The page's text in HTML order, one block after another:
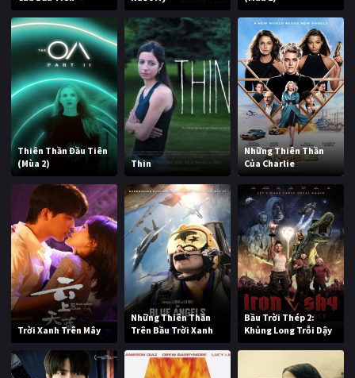
Thiên Thần Đầu Tiên
(Mùa 2)
Thin
Những Thiên Thần
Của Charlie
Trời Xanh Trên Mây
Những Thiên Thần
Trên Bầu Trời Xanh
Bầu Trời Thép 2:
Khủng Long Trỗi Dậy